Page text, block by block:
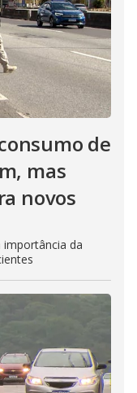
de
mas
novos
importância da